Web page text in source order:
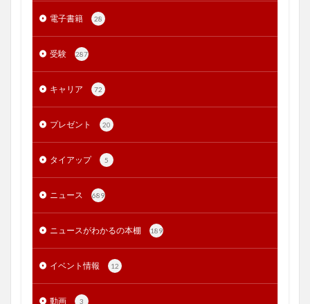
電子書籍 28
受験 287
キャリア 72
プレゼント 20
タイアップ 5
ニュース 689
ニュースがわかるの本棚 189
イベント情報 12
動画 3